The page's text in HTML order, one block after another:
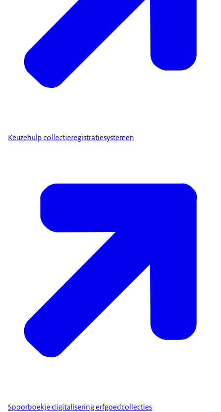
Keuzehulp collectieregistratiesystemen
Spoorboekje digitalisering erfgoedcollecties